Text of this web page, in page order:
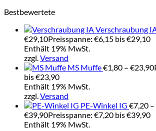
Bestbewertete
Verschraubung
€29,10Preisspanne: €6,15 bis €29,10
Enthält 19% MwSt.
zzgl.Versand
MS Muffe€1,80 – €23,90
bis €23,90
Enthält 19% MwSt.
zzgl.Versand
PE-Winkel IG €7,20 –
€39,90Preisspanne: €7,20 bis €39,90
Enthält 19% MwSt.